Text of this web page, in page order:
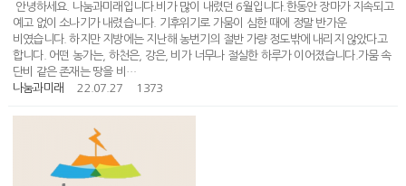
안녕하세요. 나눔과미래입니다.비가 많이 내렸던 6월입니다.한동안 장마가 지속되고
예고 없이 소나기가 내렸습니다. 기후위기로 가뭄이 심한 때에 정말 반가운
비였습니다. 하지만 지방에는 지난해 농번기의 절반 가량 정도밖에 내리지 않았다고
합니다. 어떤 농가는, 하천은, 강은, 비가 너무나 절실한 하루가 이어졌습니다.가뭄 속
단비 같은 존재는 땅을 비…
나눔과미래
22.07.27 1373